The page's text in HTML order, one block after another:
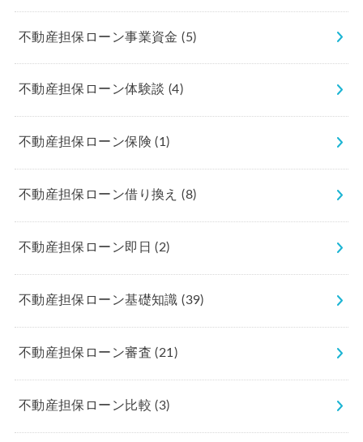
不動産担保ローン事業資金(5)
不動産担保ローン体験談 (4)
不動産担保ローン保険(1)
不動産担保ローン借り換え(8)
不動産担保ローン即日(2)
不動産担保ローン基礎知識(39)
不動産担保ローン審査(21)
不動産担保ローン比較(3)